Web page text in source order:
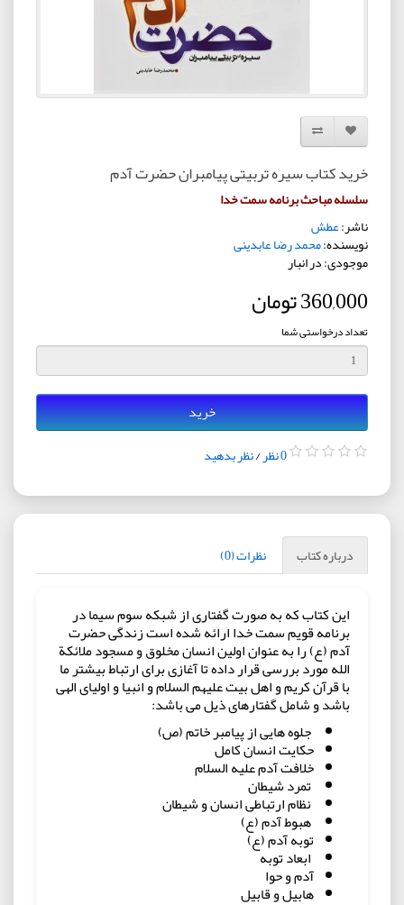
افزودن به لیست دلخواه
مقایسه این محصول
خرید کتاب سیره تربیتی پیامبران حضرت آدم
سلسله مباحث برنامه سمت خدا
ناشر:عطش
نویسنده:محمد رضا عابدینی
موجودی: در انبار
360,000 تومان
تعداد درخواستی شما
خرید
0 نظر /نظر بدهید
درباره کتاب نظرات (0)
این کتاب که به صورت گفتاری از شبکه سوم سیما در
برنامه قویم سمت خدا ارائه شده است زندگی حضرت
آدم (ع) را به عنوان اولین انسان مخلوق و مسجود ملائکة
الله مورد بررسی قرار داده تا آغازی برای ارتباط بیشتر ما
با قرآن کریم و اهل بیت علیهم السلام و انبیا و اولیای الهی
باشد و شامل گفتارهای ذیل می باشد:
جلوه هایی از پیامبر خاتم (ص)
حکایت انسان کامل
خلافت آدم علیه السلام
تمرد شیطان
نظام ارتباطی انسان و شیطان
هبوط آدم (ع)
توبه آدم (ع)
ابعاد توبه
آدم و حوا
هابیل و قابیل